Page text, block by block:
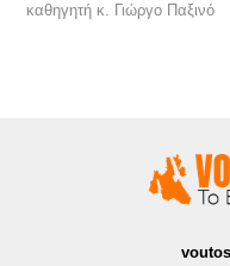
καθηγητή κ. Γιώργο Παξινό